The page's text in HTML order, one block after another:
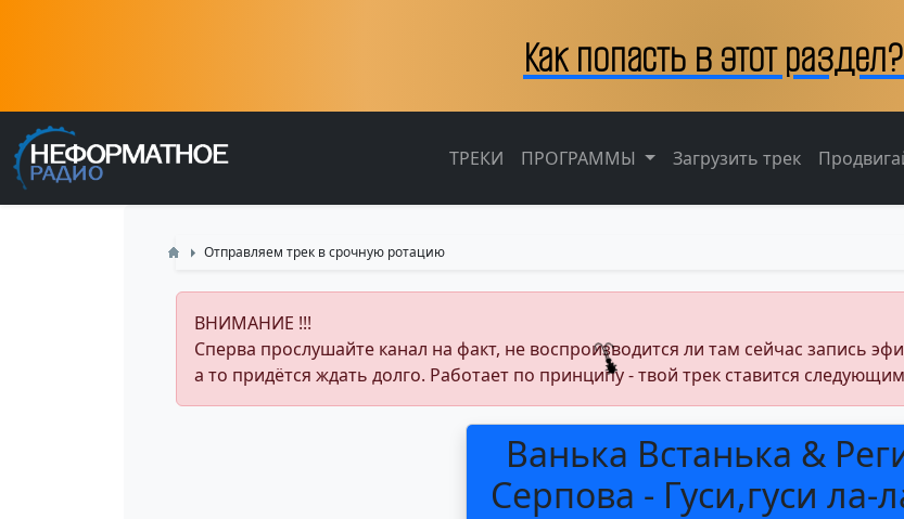
Как попасть в этот
ТРЕКИ ПРОГРАММЫ Загрузить трек
Отправляем трек в срочную ротацию
ВНИМАНИЕ !!!
Сперва прослушайте канал на факт, не воспроизводится ли там сейчас запись
а то придётся ждать долго. Работает по принципу - твой трек ставится
Ванька Встанька &
Серпова - Гуси,гуси ла-